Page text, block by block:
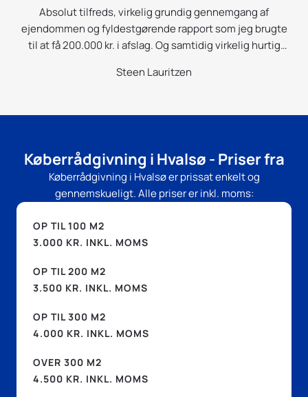
Absolut tilfreds, virkelig grundig gennemgang af
ejendommen og fyldestgørende rapport som jeg brugte
til at få 200.000 kr. i afslag. Og samtidig virkelig hurtig
ejendommen vare gået igennem.
Steen Lauritzen
Køberrådgivning i Hvalsø - Priser fra
Køberrådgivning i Hvalsø er prissat enkelt og
gennemskueligt. Alle priser er inkl. moms:
OP TIL 100 M2
3.000 KR. INKL. MOMS
OP TIL 200 M2
3.500 KR. INKL. MOMS
OP TIL 300 M2
4.000 KR. INKL. MOMS
OVER 300 M2
4.500 KR. INKL. MOMS